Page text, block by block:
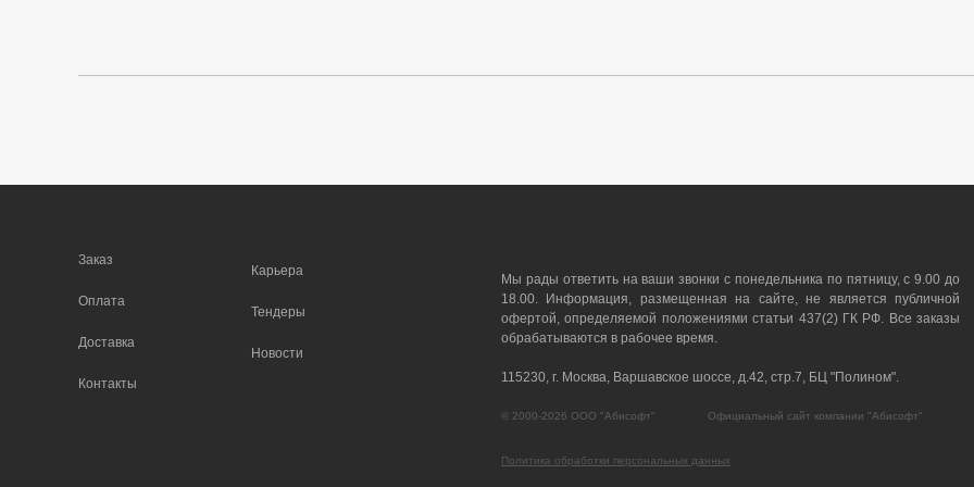
Заказ
Оплата
Доставка
Контакты
Карьера
Тендеры
Новости
Мы рады ответить на ваши звонки с понедельника по пятницу, с 9.00 до
18.00. Информация, размещенная на сайте, не является публичной
офертой, определяемой положениями статьи 437(2) ГК РФ. Все заказы
обрабатываются в рабочее время.
115230, г. Москва, Варшавское шоссе, д.42, стр.7, БЦ "Полином".
© 2000-2026 ООО "Абисофт" Официальный сайт компании "Абисофт"
Политика обработки персональных данных